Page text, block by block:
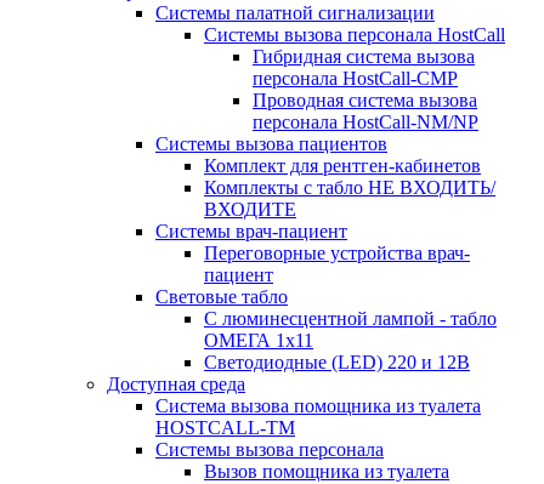
Системы палатной сигнализации
Системы вызова персонала HostCall
Гибридная система вызова
персонала HostCall-CMP
Проводная система вызова
персонала HostCall-NM/NP
Системы вызова пациентов
Комплект для рентген-кабинетов
Комплекты с табло НЕ ВХОДИТЬ/
ВХОДИТЕ
Системы врач-пациент
Переговорные устройства врач-
пациент
Световые табло
С люминесцентной лампой - табло
ОМЕГА 1х11
Светодиодные (LED) 220 и 12В
Доступная среда
Система вызова помощника из туалета
HOSTCALL-TM
Системы вызова персонала
Вызов помощника из туалета